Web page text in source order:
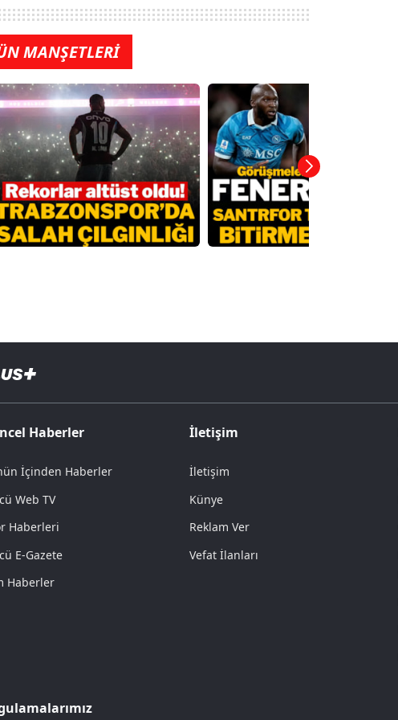
MANŞETLERİ
Haberler
İçinden Haberler
Web TV
Haberleri
E-Gazete
Haberler
İletişim
İletişim
Künye
Reklam Ver
Vefat İlanları